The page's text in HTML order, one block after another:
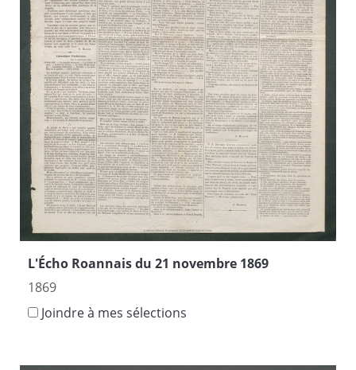
L'Écho Roannais du 21 novembre 1869
1869
Joindre à mes sélections